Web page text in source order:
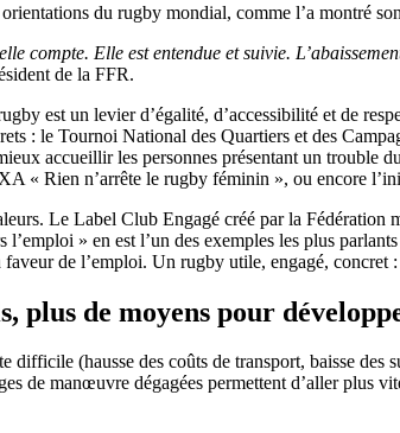
du rugby mondial, comme l’a montré
compte. Elle est entendue et suivie.
de la FFR.
est un levier d’égalité, d’accessibilité et de
: le Tournoi National des Quartiers et des
accueillir les personnes présentant un trouble
« Rien n’arrête le rugby féminin », ou encore
Le Label Club Engagé créé par la
» en est l’un des exemples les plus
de l’emploi. Un rugby utile, engagé, concret
plus de moyens pour
difficile (hausse des coûts de transport, baisse
de manœuvre dégagées permettent d’aller plus